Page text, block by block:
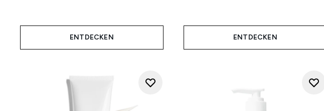
ENTDECKEN ENTDECKEN